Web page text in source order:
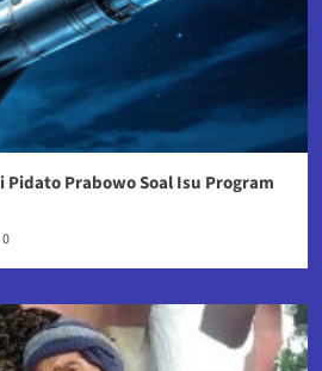
Pidato Prabowo Soal Isu Program
0